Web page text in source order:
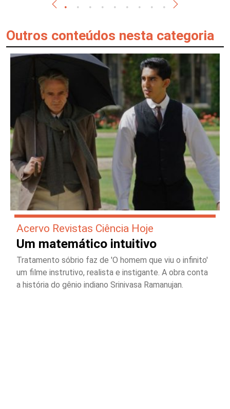
Outros conteúdos nesta categoria
Acervo Revistas Ciência Hoje
Um matemático intuitivo
Tratamento sóbrio faz de 'O homem que viu o infinito'
um filme instrutivo, realista e instigante. A obra conta
a história do gênio indiano Srinivasa Ramanujan.